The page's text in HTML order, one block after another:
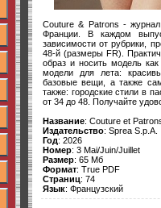
Couture & Patrons -
Франции. В каждом
зависимости от рубрики,
48-й (размеры FR).
образ и носить модель
модели для лета:
базовые вещи, а также
также: городские стили в
от 34 до 48. Получайте
Название: Couture et
Издательство: Sprea S.p.A.
Год: 2026
Номер: 3 Mai/Juin/Juillet
Размер: 65 Мб
Формат: True PDF
Страниц: 74
Язык: Французский